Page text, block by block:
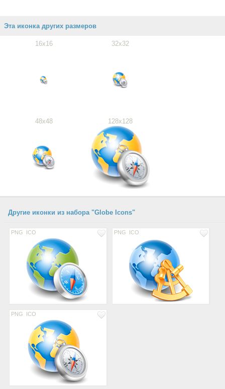
Эта иконка других размеров
16x16 32x32
48x48 128x128
Другие иконки из набора "Globe Icons"
PNG ICO PNG ICO
PNG ICO